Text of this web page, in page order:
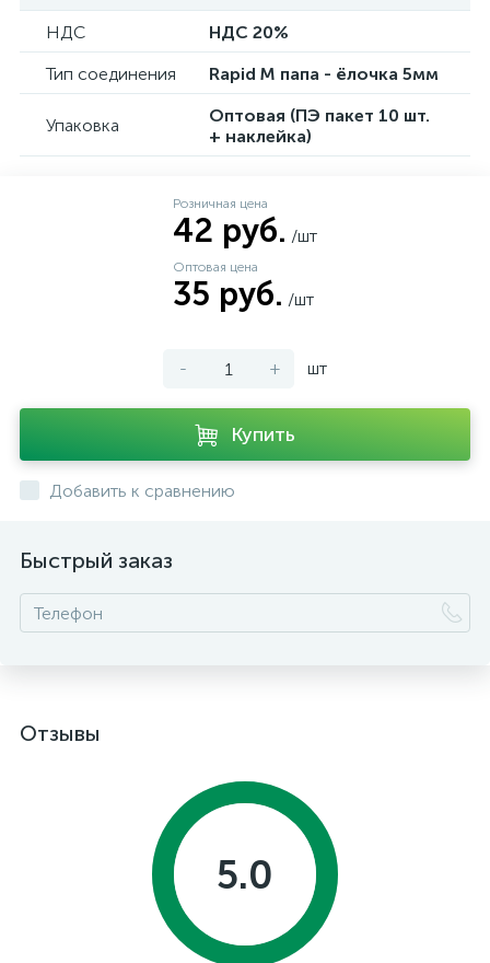
НДС
НДС 20%
Тип соединения
Rapid M папа - ёлочка 5мм
Упаковка
Оптовая (ПЭ пакет 10 шт.
+ наклейка)
Розничная цена
42 руб. /шт
Оптовая цена
35 руб. /шт
- + шт
Купить
Добавить к сравнению
Быстрый заказ
Отзывы
5.0